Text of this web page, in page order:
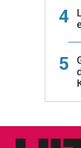
Webgune
fitxategiak
zerbitzuak
baliatzen
erabiltzeko
irakurri
4
5